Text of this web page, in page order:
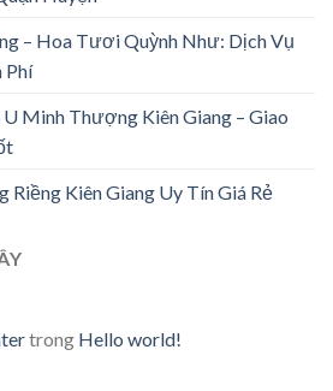
– Hoa Tươi Quỳnh Như: Dịch Vụ
Phí
Minh Thượng Kiên Giang – Giao
Kiên Giang Uy Tín Giá Rẻ
trong Hello world!